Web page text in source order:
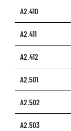
A2.410
A2.411
A2.412
A2.501
A2.502
A2.503